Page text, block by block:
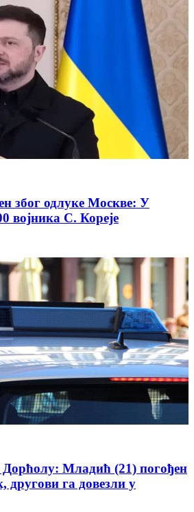
због одлуке Москве: У
војника С. Кореје
Дорћолу: Младић (21) погођен
другови га довезли у